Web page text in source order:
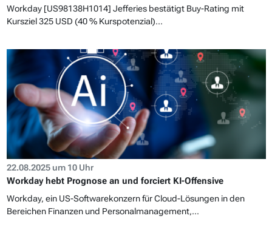
Workday [US98138H1014] Jefferies bestätigt Buy-Rating mit
Kursziel 325 USD (40 % Kurspotenzial)...
22.08.2025 um 10 Uhr
Workday hebt Prognose an und forciert KI-Offensive
Workday, ein US-Softwarekonzern für Cloud-Lösungen in den
Bereichen Finanzen und Personalmanagement,...